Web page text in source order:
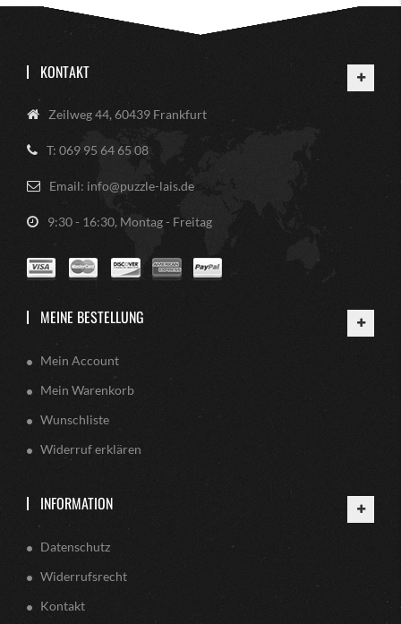
KONTAKT
Zeilweg 44, 60439 Frankfurt
T: 069 95 64 65 08
Email: info@puzzle-lais.de
9:30 - 16:30, Montag - Freitag
MEINE BESTELLUNG
Mein Account
Mein Warenkorb
Wunschliste
Widerruf erklären
INFORMATION
Datenschutz
Widerrufsrecht
Kontakt